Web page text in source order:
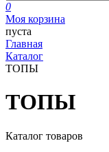
0
Моя корзина
пуста
Главная
Каталог
ТОПЫ
ТОПЫ
Каталог товаров